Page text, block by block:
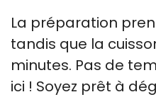
La préparation
tandis que la
minutes. Pas de
ici ! Soyez prêt à